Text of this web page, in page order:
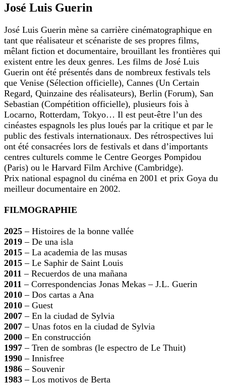
José Luis Guerin
José Luis Guerin mène sa carrière cinématographique en
tant que réalisateur et scénariste de ses propres films,
mêlant fiction et documentaire, brouillant les frontières qui
existent entre les deux genres. Les films de José Luis
Guerin ont été présentés dans de nombreux festivals tels
que Venise (Sélection officielle), Cannes (Un Certain
Regard, Quinzaine des réalisateurs), Berlin (Forum), San
Sebastian (Compétition officielle), plusieurs fois à
Locarno, Rotterdam, Tokyo… Il est peut-être l’un des
cinéastes espagnols les plus loués par la critique et par le
public des festivals internationaux. Des rétrospectives lui
ont été consacrées lors de festivals et dans d’importants
centres culturels comme le Centre Georges Pompidou
(Paris) ou le Harvard Film Archive (Cambridge).
Prix national espagnol du cinéma en 2001 et prix Goya du
meilleur documentaire en 2002.
FILMOGRAPHIE
2025– Histoires de la bonne vallée
2019 – De una isla
2015 – La academia de las musas
2015 – Le Saphir de Saint Louis
2011 – Recuerdos de una mañana
2011 – Correspondencias Jonas Mekas – J.L. Guerin
2010 – Dos cartas a Ana
2010 – Guest
2007 – En la ciudad de Sylvia
2007 – Unas fotos en la ciudad de Sylvia
2000 – En construcción
1997 – Tren de sombras (le espectro de Le Thuit)
1990 – Innisfree
1986 – Souvenir
1983 – Los motivos de Berta